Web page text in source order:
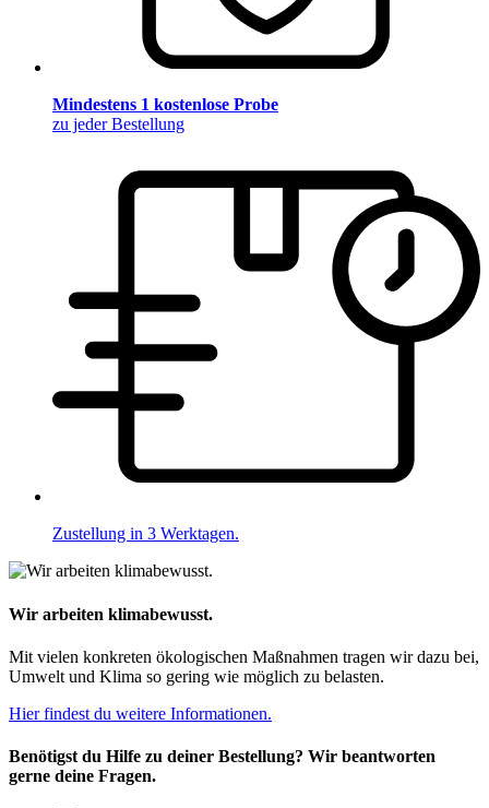
Mindestens 1 kostenlose Probe
zu jeder Bestellung
Zustellung in 3 Werktagen.
Wir arbeiten klimabewusst.
Mit vielen konkreten ökologischen Maßnahmen tragen wir dazu bei,
Umwelt und Klima so gering wie möglich zu belasten.
Hier findest du weitere Informationen.
Benötigst du Hilfe zu deiner Bestellung? Wir beantworten
gerne deine Fragen.